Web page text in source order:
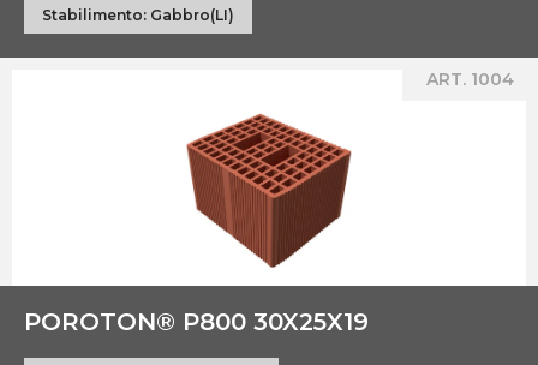
Stabilimento: Gabbro(LI)
ART. 1004
POROTON® P800 30X25X19